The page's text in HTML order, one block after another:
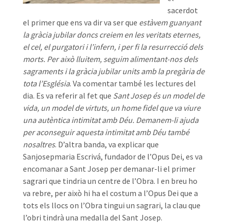
sacerdot
el primer que ens va dir va ser que estàvem guanyant
la gràcia jubilar doncs creiem en les veritats eternes,
el cel, el purgatori i l’infern, i per fi la resurrecció dels
morts. Per això lluitem, seguim alimentant-nos dels
sagraments i la gràcia jubilar units amb la pregària de
tota l’Església. Va comentar també les lectures del
dia. Es va referir al fet que Sant Josep és un model de
vida, un model de virtuts, un home fidel que va viure
una autèntica intimitat amb Déu. Demanem-li ajuda
per aconseguir aquesta intimitat amb Déu també
nosaltres. D’altra banda, va explicar que
Sanjosepmaria Escrivá, fundador de l’Opus Dei, es va
encomanar a Sant Josep per demanar-li el primer
sagrari que tindria un centre de l’Obra. I en breu ho
va rebre, per això hi ha el costum a l’Opus Dei que a
tots els llocs on l’Obra tingui un sagrari, la clau que
l’obri tindrà una medalla del Sant Josep.